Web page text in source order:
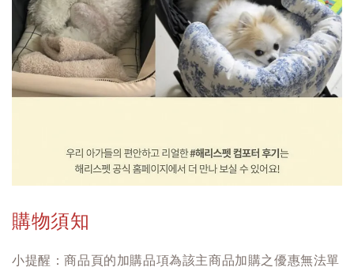
購物須知
小提醒：商品頁的加購品項為該主商品加購之優惠無法單